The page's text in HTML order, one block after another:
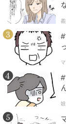
「これ、見て
画面に映る自
を見せた瞬間
た。
さっきまでの
が引いていきま
「…これ、全部